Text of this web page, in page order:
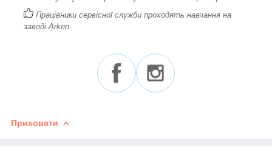
Працівники сервісної служби проходять навчання на
заводі Arken.
Приховати